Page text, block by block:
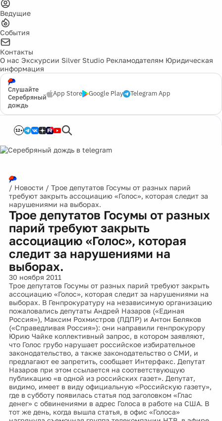
Ведущие
События
Контакты
О нас Экскурсии Silver Studio Рекламодателям Юридическая
информация
Слушайте
Серебряный
дождь
App Store Google Play Telegram App
12+
/ Новости / Трое депутатов Госумы от разных парий
требуют закрыть ассоциацию «Голос», которая следит за
нарушениями на выборах.
Трое депутатов Госумы от разных
парий требуют закрыть
ассоциацию «Голос», которая
следит за нарушениями на
выборах.
30 ноября 2011
Трое депутатов Госумы от разных парий требуют закрыть
ассоциацию «Голос», которая следит за нарушениями на
выборах. В Генпрокуратуру на независимую организацию
пожаловались депутаты Андрей Назаров («Единая
Россия»), Максим Рохмистров (ЛДПР) и Антон Беляков
(«Справедливая Россия»): они направили генпрокурору
Юрию Чайке коллективный запрос, в котором заявляют,
что Голос грубо нарушает российское избирательное
законодательство, а также законодательство о СМИ, и
предлагают ее запретить, сообщает Интерфакс. Депутат
Назаров при этом ссылается на соответствующую
публикацию «в одной из российских газет». Депутат,
видимо, имеет в виду официальную «Российскую газету»,
где в субботу появилась статья под заголовком «Глас
денег» с обвинениями в адрес Голоса в работе на США. В
тот же день, когда вышла статья, в офис «Голоса»